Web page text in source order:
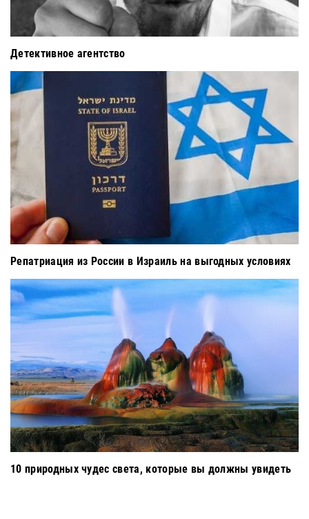
Детективное агентство
Репатриация из России в Израиль на выгодных условиях
10 природных чудес света, которые вы должны увидеть